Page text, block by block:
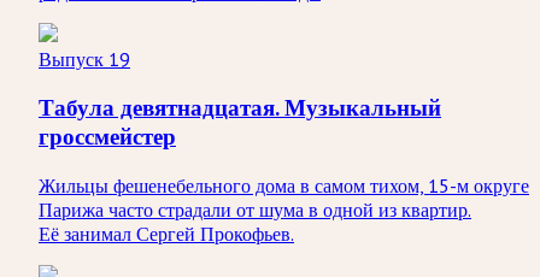
Выпуск 19
Табула девятнадцатая. Музыкальный
гроссмейстер
Жильцы фешенебельного дома в самом тихом, 15-м округе
Парижа часто страдали от шума в одной из квартир.
Её занимал Сергей Прокофьев.